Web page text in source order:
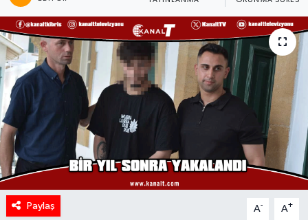
Paylaş A- A+